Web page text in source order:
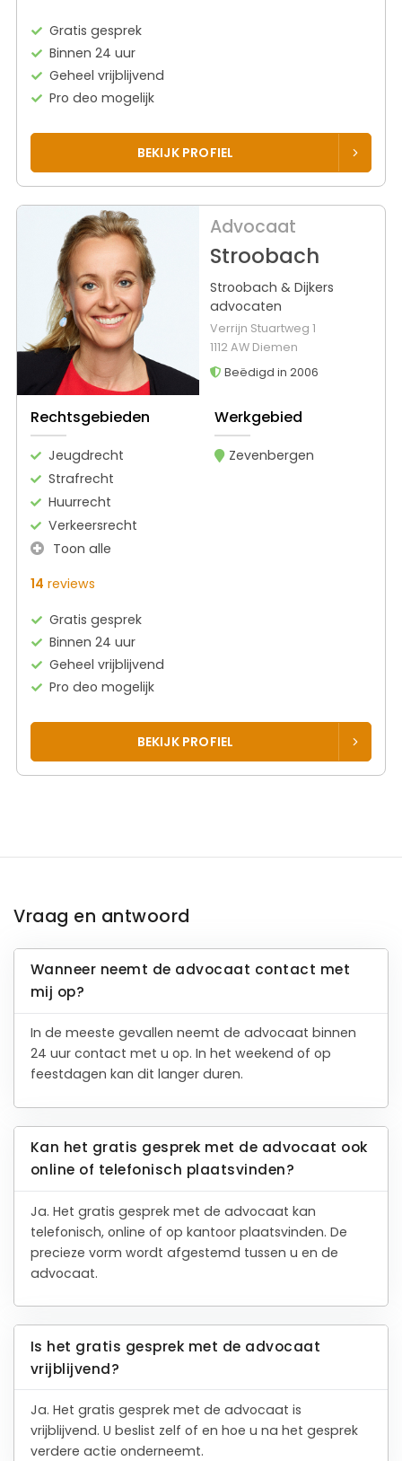
Gratis gesprek
Binnen 24 uur
Geheel vrijblijvend
Pro deo mogelijk
BEKIJK PROFIEL
Advocaat
Stroobach
Stroobach & Dijkers
advocaten
Verrijn Stuartweg 1
1112 AW Diemen
Beëdigd in 2006
Rechtsgebieden
Jeugdrecht
Strafrecht
Huurrecht
Verkeersrecht
Toon alle
Werkgebied
Zevenbergen
14 reviews
Gratis gesprek
Binnen 24 uur
Geheel vrijblijvend
Pro deo mogelijk
BEKIJK PROFIEL
Vraag en antwoord
Wanneer neemt de advocaat contact met
mij op?
In de meeste gevallen neemt de advocaat binnen
24 uur contact met u op. In het weekend of op
feestdagen kan dit langer duren.
Kan het gratis gesprek met de advocaat ook
online of telefonisch plaatsvinden?
Ja. Het gratis gesprek met de advocaat kan
telefonisch, online of op kantoor plaatsvinden. De
precieze vorm wordt afgestemd tussen u en de
advocaat.
Is het gratis gesprek met de advocaat
vrijblijvend?
Ja. Het gratis gesprek met de advocaat is
vrijblijvend. U beslist zelf of en hoe u na het gesprek
verdere actie onderneemt.